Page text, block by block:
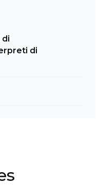
di
di